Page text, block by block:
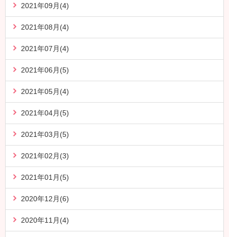
2021年09月(4)
2021年08月(4)
2021年07月(4)
2021年06月(5)
2021年05月(4)
2021年04月(5)
2021年03月(5)
2021年02月(3)
2021年01月(5)
2020年12月(6)
2020年11月(4)